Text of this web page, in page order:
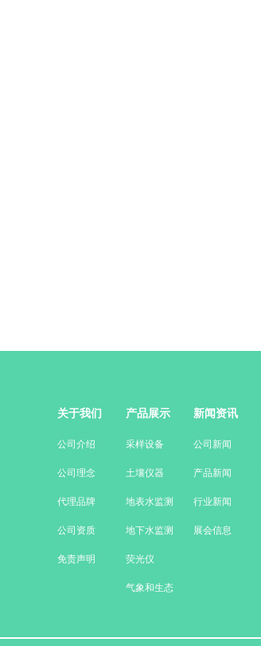
关于我们
公司介绍
公司理念
代理品牌
公司资质
免责声明
产品展示
采样设备
土壤仪器
地表水监测
地下水监测
荧光仪
气象和生态
新闻资讯
公司新闻
产品新闻
行业新闻
展会信息